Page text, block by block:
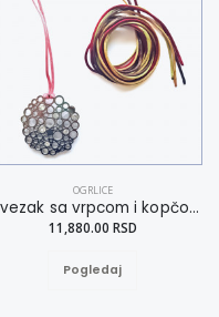
OGRLICE
Privezak sa vrpcom i kopčom
11,880.00 RSD
Pogledaj